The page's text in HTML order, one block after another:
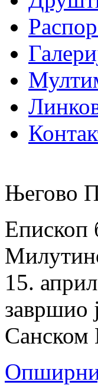
Његово
Епископ
15.
завршио
Санском